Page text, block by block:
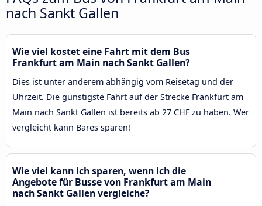
nach Sankt Gallen
Wie viel kostet eine Fahrt mit dem Bus
Frankfurt am Main nach Sankt Gallen?
Dies ist unter anderem abhängig vom Reisetag und der
Uhrzeit. Die günstigste Fahrt auf der Strecke Frankfurt am
Main nach Sankt Gallen ist bereits ab 27 CHF zu haben. Wer
vergleicht kann Bares sparen!
Wie viel kann ich sparen, wenn ich die
Angebote für Busse von Frankfurt am Main
nach Sankt Gallen vergleiche?